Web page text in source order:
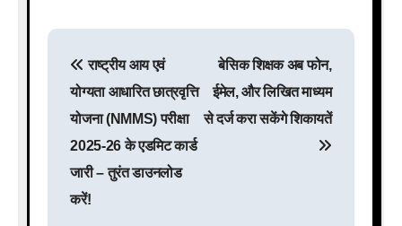
राष्ट्रीय आय एवं
योग्यता आधारित छात्रवृत्ति
योजना (NMMS) परीक्षा
2025-26 के एडमिट कार्ड
जारी – तुरंत डाउनलोड
करें!
बेसिक शिक्षक अब फोन,
ईमेल, और लिखित माध्यम
से दर्ज करा सकेंगे शिकायतें